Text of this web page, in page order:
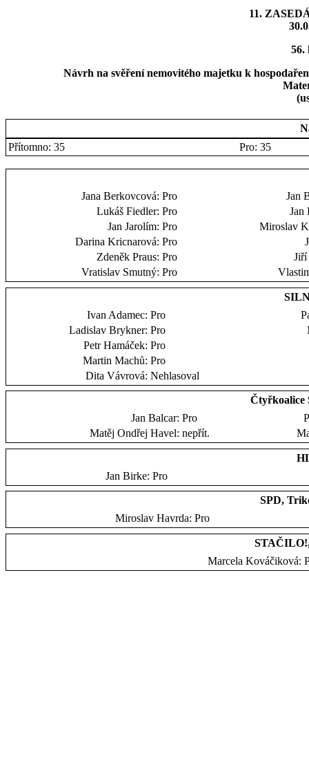
11.
56.
Návrh na svěření nemovitého majetku k
Přítomno: 35
Pro: 35
Jana Berkovcová: Pro
Jan
Lukáš Fiedler: Pro
Jan
Jan Jarolím: Pro
Miroslav
Darina Kricnarová: Pro
Zdeněk Praus: Pro
Jiří
Vratislav Smutný: Pro
Ivan Adamec: Pro
Ladislav Brykner: Pro
Petr Hamáček: Pro
Martin Machů: Pro
Dita Vávrová: Nehlasoval
Čtyřkoalice
Jan Balcar: Pro
Matěj Ondřej Havel: nepřít.
Jan Birke: Pro
SPD,
Miroslav Havrda: Pro
Marcela Kováčiková: